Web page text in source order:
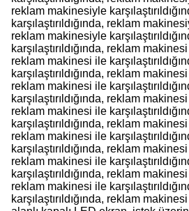
reklam makinesiyle
karşılaştırıldığında, reklam
reklam makinesiyle
karşılaştırıldığında, reklam makinesi
reklam makinesi ile
karşılaştırıldığında, reklam makinesi
reklam makinesi ile
karşılaştırıldığında, reklam makinesi
reklam makinesi ile
karşılaştırıldığında, reklam makinesi
reklam makinesi ile
karşılaştırıldığında, reklam makinesi
reklam makinesi ile
karşılaştırıldığında, reklam makinesi
reklam makinesi ile
karşılaştırıldığında, reklam